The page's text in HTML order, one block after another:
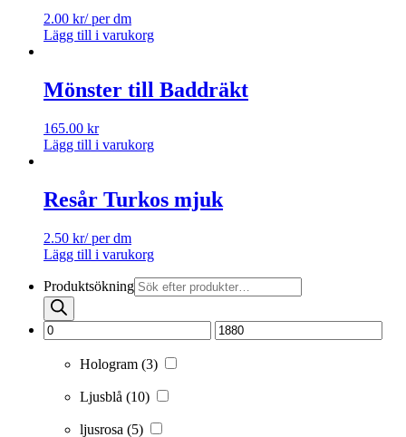
2.00 kr/ per dm
Lägg till i varukorg
Mönster till Baddräkt
165.00 kr
Lägg till i varukorg
Resår Turkos mjuk
2.50 kr/ per dm
Lägg till i varukorg
Produktsökning
Hologram (3)
Ljusblå (10)
ljusrosa (5)